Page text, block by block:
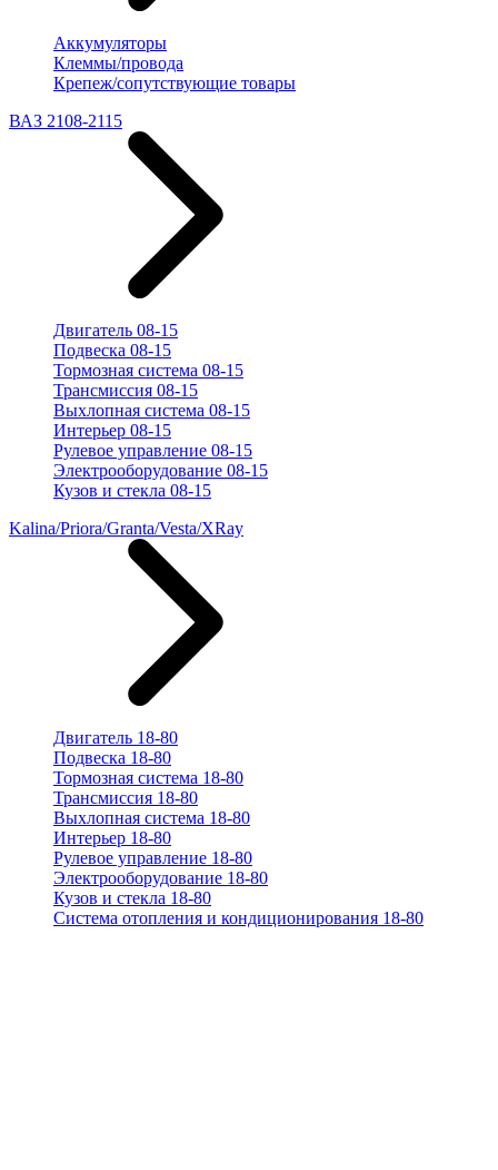
Аккумуляторы
Клеммы/провода
Крепеж/сопутствующие товары
ВАЗ 2108-2115
Двигатель 08-15
Подвеска 08-15
Тормозная система 08-15
Трансмиссия 08-15
Выхлопная система 08-15
Интерьер 08-15
Рулевое управление 08-15
Электрооборудование 08-15
Кузов и стекла 08-15
Kalina/Priora/Granta/Vesta/XRay
Двигатель 18-80
Подвеска 18-80
Тормозная система 18-80
Трансмиссия 18-80
Выхлопная система 18-80
Интерьер 18-80
Рулевое управление 18-80
Электрооборудование 18-80
Кузов и стекла 18-80
Система отопления и кондиционирования 18-80